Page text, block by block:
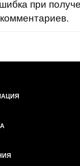
при
комментариев.